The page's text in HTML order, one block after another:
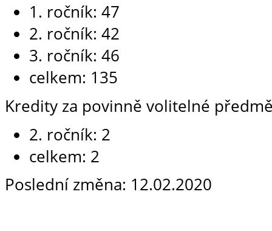
1. ročník: 47
2. ročník: 42
3. ročník: 46
celkem: 135
Kredity za povinně volitelné
2. ročník: 2
celkem: 2
Poslední změna: 12.02.2020